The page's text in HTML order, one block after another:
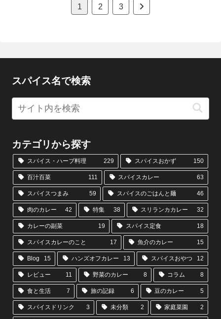
1 2 3
次
スパイス名で検索
カテゴリから探す
スパイス・ハーブ料理 229 スパイスおかず 150
百汁百菜 111 スパイスカレー 63
スパイスつまみ 59 スパイスのごはんと麺 46
肉のカレー 42 特集 38 スリランカカレー 32
カレーの副菜 19 スパイス定食 18
スパイスカレーのこと 17 魚介のカレー 15
Blog 15 ハンズオフカレー 13 スパイスおやつ 12
レビュー 11 野菜のカレー 8 コラム 8
食と生活 7 旅の記録 6 豆のカレー 5
スパイスドリンク 3 未分類 2 家庭菜園 2